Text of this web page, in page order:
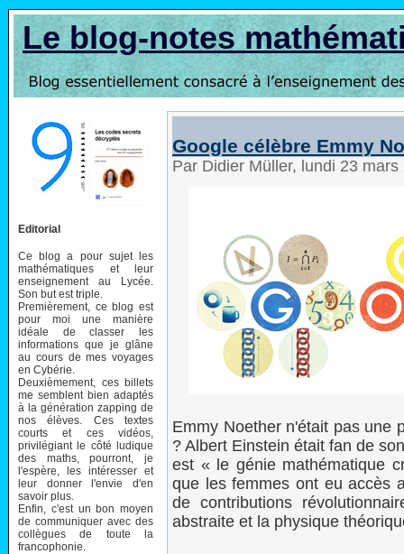
Le blog-notes
Editorial
Ce blog a pour sujet les
mathématiques et leur
enseignement au Lycée.
Son but est triple.
Premièrement, ce blog est
pour moi une manière
idéale de classer les
informations que je glâne
au cours de mes voyages
en Cybérie.
Deuxièmement, ces billets
me semblent bien adaptés
à la génération zapping de
nos élèves. Ces textes
courts et ces vidéos,
privilégiant le côté ludique
des maths, pourront, je
l'espère, les intéresser et
leur donner l'envie d'en
savoir plus.
Enfin, c'est un bon moyen
de communiquer avec des
collègues de toute la
francophonie.
Google célèbre Emmy
Par Didier Müller, lundi 23
Emmy Noether n'était pas une
? Albert Einstein était fan de
est « le génie mathématique
que les femmes ont eu accès
de contributions
abstraite et la physique